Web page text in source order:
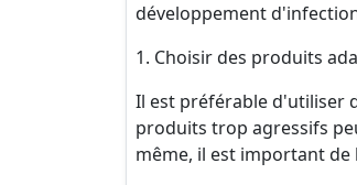
développement
1. Choisir des produits
Il est préférable d'utiliser
produits trop agressifs
même, il est important de